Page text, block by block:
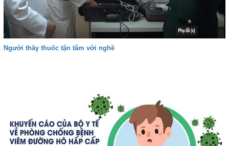
Người thầy thuốc tận tâm với nghề